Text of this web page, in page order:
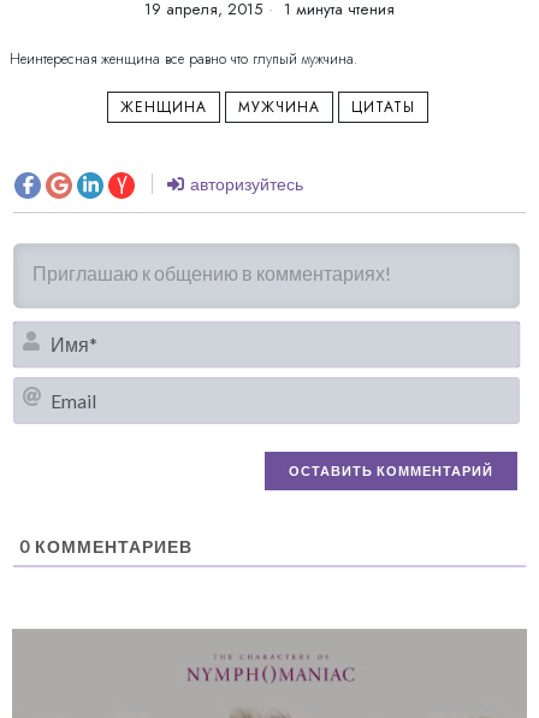
19 апреля, 2015 1 минута чтения
Неинтересная женщина все равно что глупый мужчина.
ЖЕНЩИНА МУЖЧИНА ЦИТАТЫ
авторизуйтесь
0 КОММЕНТАРИЕВ